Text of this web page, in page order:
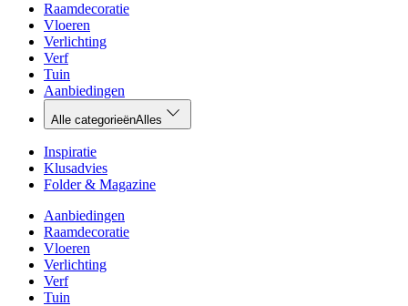
Raamdecoratie
Vloeren
Verlichting
Verf
Tuin
Aanbiedingen
Alle categorieënAlles
Inspiratie
Klusadvies
Folder & Magazine
Aanbiedingen
Raamdecoratie
Vloeren
Verlichting
Verf
Tuin